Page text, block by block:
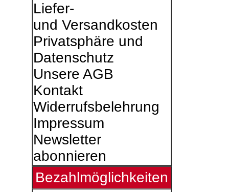
Liefer-
und Versandkosten
Privatsphäre und
Datenschutz
Unsere AGB
Kontakt
Widerrufsbelehrung
Impressum
Newsletter
abonnieren
Bezahlmöglichkeiten